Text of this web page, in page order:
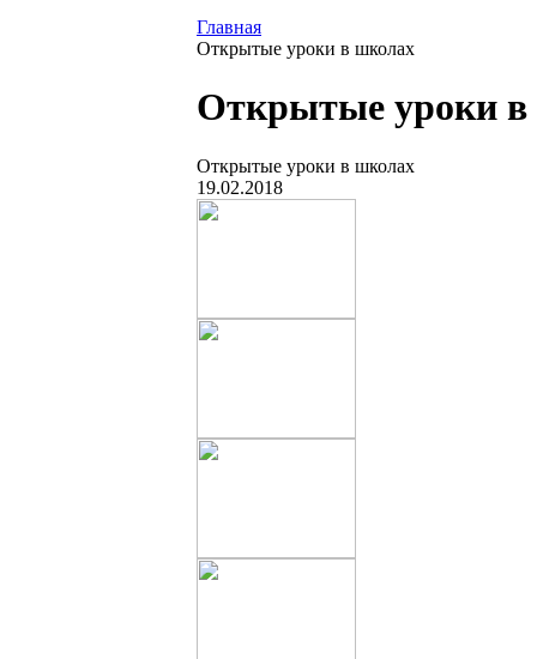
Главная
Открытые уроки в школах
Открытые уроки
Открытые уроки в школах
19.02.2018